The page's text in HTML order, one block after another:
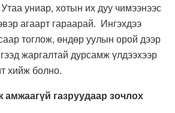
Утаа униар, хотын их дуу чимээнээс
агаарт гараарай. Ингэхдээ
тоглож, өндөр уулын орой дээр
жаргалтай дурсамж үлдээхээр
хийж болно.
газруудаар зочлох